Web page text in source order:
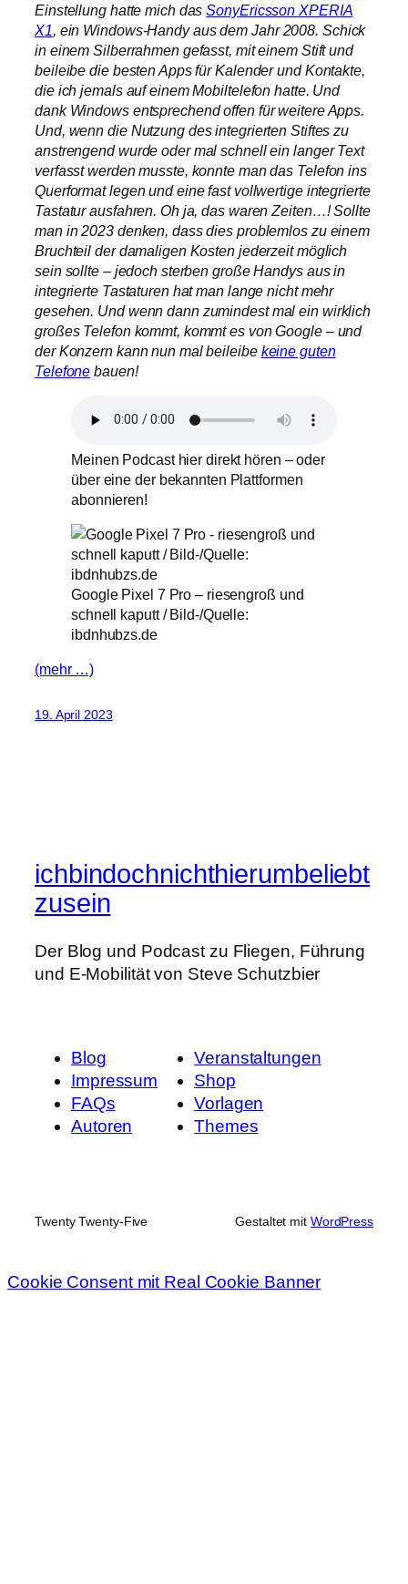
Einstellung hatte mich dasSonyEricsson XPERIA
X1 , ein Windows-Handy aus dem Jahr 2008. Schick
in einem Silberrahmen gefasst, mit einem Stift und
beileibe die besten Apps für Kalender und Kontakte,
die ich jemals auf einem Mobiltelefon hatte. Und
dank Windows entsprechend offen für weitere Apps.
Und, wenn die Nutzung des integrierten Stiftes zu
anstrengend wurde oder mal schnell ein langer Text
verfasst werden musste, konnte man das Telefon ins
Querformat legen und eine fast vollwertige integrierte
Tastatur ausfahren. Oh ja, das waren Zeiten…! Sollte
man in 2023 denken, dass dies problemlos zu einem
Bruchteil der damaligen Kosten jederzeit möglich
sein sollte – jedoch sterben große Handys aus in
integrierte Tastaturen hat man lange nicht mehr
gesehen. Und wenn dann zumindest mal ein wirklich
großes Telefon kommt, kommt es von Google – und
der Konzern kann nun mal beileibe keine guten
Telefone bauen!
Meinen Podcast hier direkt hören – oder
über eine der bekannten Plattformen
abonnieren!
Google Pixel 7 Pro – riesengroß und
schnell kaputt / Bild-/Quelle:
ibdnhubzs.de
(mehr …)
19. April 2023
ichbindochnichthierumbeliebt
zusein
Der Blog und Podcast zu Fliegen, Führung
und E-Mobilität von Steve Schutzbier
Blog
Impressum
FAQs
Autoren
Veranstaltungen
Shop
Vorlagen
Themes
Twenty Twenty-Five Gestaltet mit WordPress
Cookie Consent mit Real Cookie Banner